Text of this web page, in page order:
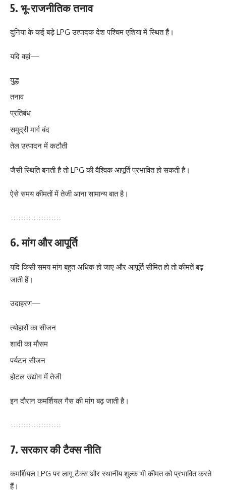
5. भू-राजनीतिक तनाव
दुनिया के कई बड़े LPG उत्पादक देश पश्चिम एशिया में स्थित हैं।
यदि वहां—
युद्ध
तनाव
प्रतिबंध
समुद्री मार्ग बंद
तेल उत्पादन में कटौती
जैसी स्थिति बनती है तो LPG की वैश्विक आपूर्ति प्रभावित हो सकती है।
ऐसे समय कीमतों में तेजी आना सामान्य बात है।
6. मांग और आपूर्ति
यदि किसी समय मांग बहुत अधिक हो जाए और आपूर्ति सीमित हो तो कीमतें बढ़
जाती हैं।
उदाहरण—
त्योहारों का सीजन
शादी का मौसम
पर्यटन सीजन
होटल उद्योग में तेजी
इन दौरान कमर्शियल गैस की मांग बढ़ जाती है।
7. सरकार की टैक्स नीति
कमर्शियल LPG पर लागू टैक्स और स्थानीय शुल्क भी कीमत को प्रभावित करते
हैं।